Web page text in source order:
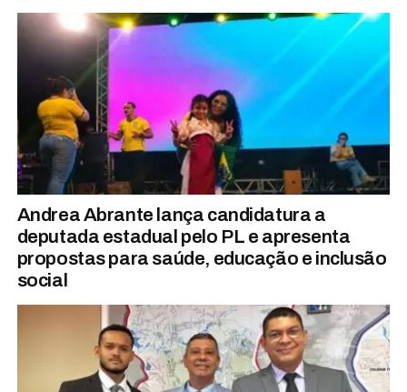
Andrea Abrante lança candidatura a
deputada estadual pelo PL e apresenta
propostas para saúde, educação e inclusão
social